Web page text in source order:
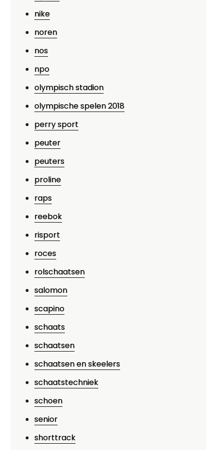
nike
noren
nos
npo
olympisch stadion
olympische spelen 2018
perry sport
peuter
peuters
proline
raps
reebok
risport
roces
rolschaatsen
salomon
scapino
schaats
schaatsen
schaatsen en skeelers
schaatstechniek
schoen
senior
shorttrack